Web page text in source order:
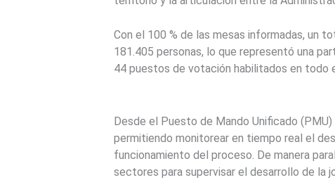
Con el 100 % de las mesas informadas, un
181.405 personas, lo que representó una
44 puestos de votación habilitados en todo
Desde el Puesto de Mando Unificado
permitiendo monitorear en tiempo real el
funcionamiento del proceso. De manera
sectores para supervisar el desarrollo de la